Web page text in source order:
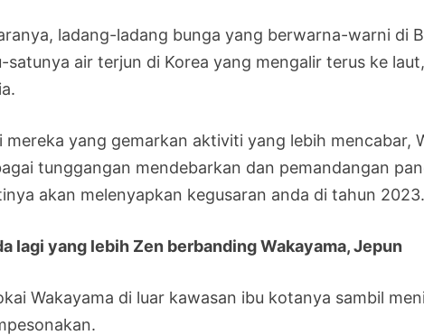
ladang-ladang bunga yang berwarna-warni di
satunya air terjun di Korea yang mengalir terus ke
mereka yang gemarkan aktiviti yang lebih mencabar,
tunggangan mendebarkan dan pemandangan
akan melenyapkan kegusaran anda di tahun 2023.
lagi yang lebih Zen berbanding Wakayama, Jepun
Wakayama di luar kawasan ibu kotanya sambil